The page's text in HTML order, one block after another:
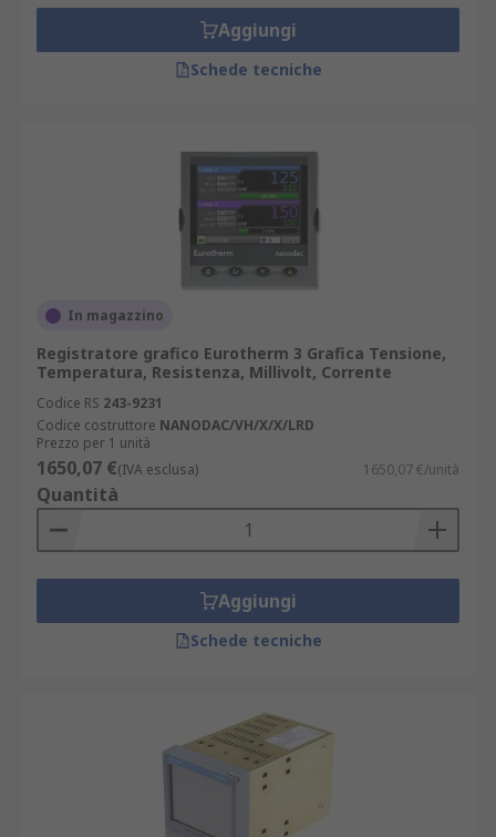
Aggiungi
Schede tecniche
In magazzino
Registratore grafico Eurotherm 3 Grafica Tensione,
Temperatura, Resistenza, Millivolt, Corrente
Codice RS 243-9231
Codice costruttore NANODAC/VH/X/X/LRD
Prezzo per 1 unità
1650,07 €(IVA esclusa) 1650,07 €/unità
Quantità
Aggiungi
Schede tecniche